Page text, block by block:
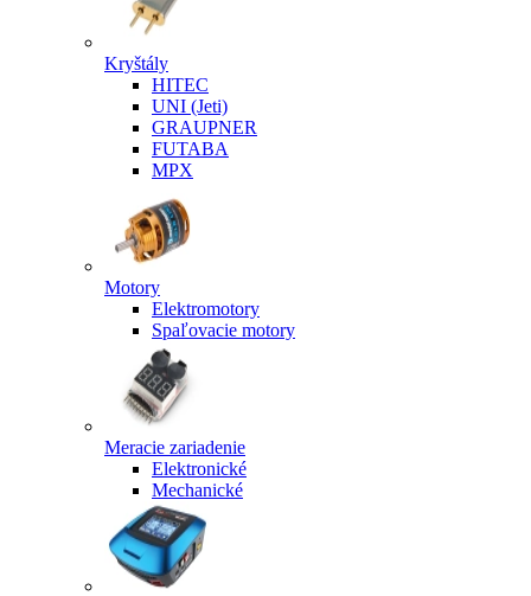
Kryštály
HITEC
UNI (Jeti)
GRAUPNER
FUTABA
MPX
Motory
Elektromotory
Spaľovacie motory
Meracie zariadenie
Elektronické
Mechanické